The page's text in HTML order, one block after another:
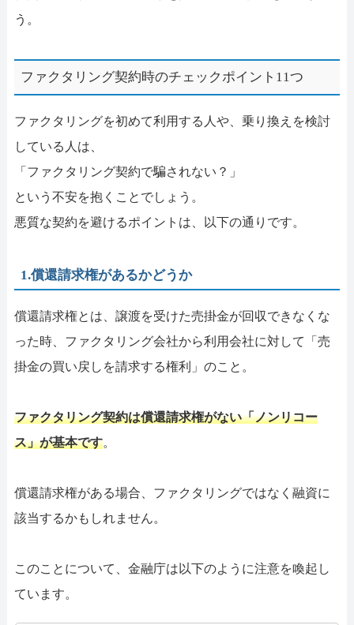
う。
ファクタリング契約時のチェックポイント11つ
ファクタリングを初めて利用する人や、乗り換えを検討
している人は、
「ファクタリング契約で騙されない？」
という不安を抱くことでしょう。
悪質な契約を避けるポイントは、以下の通りです。
1.償還請求権があるかどうか
償還請求権とは、譲渡を受けた売掛金が回収できなくな
った時、ファクタリング会社から利用会社に対して「売
掛金の買い戻しを請求する権利」のこと。
ファクタリング契約は償還請求権がない「ノンリコー
ス」が基本です。
償還請求権がある場合、ファクタリングではなく融資に
該当するかもしれません。
このことについて、金融庁は以下のように注意を喚起し
ています。